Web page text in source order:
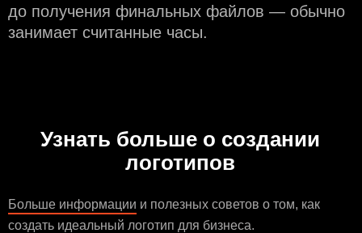
до получения финальных файлов — обычно
занимает считанные часы.
Узнать больше о создании
логотипов
Больше информации и полезных советов о том, как
создать идеальный логотип для бизнеса.